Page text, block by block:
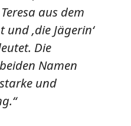
aus dem
‚die Jägerin‘
Die
Namen
und